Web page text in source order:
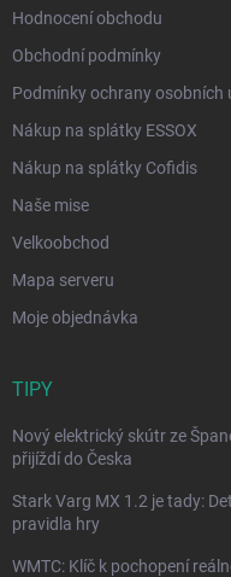
Hodnocení obchodu
Obchodní podmínky
Podmínky ochrany osobních
Nákup na splátky ESSOX
Nákup na splátky Cofidis
Naše mise
Velkoobchod
Mapa serveru
Moje objednávka
TIPY
Nový elektrický skútr ze
přijíždí do Česka
Stark Varg MX 1.2 je tady:
pravidla hry
WMTC: Klíč k pochopení